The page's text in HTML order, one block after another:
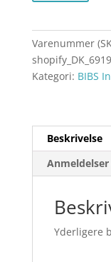
Varenummer
Kategori: BIBS
Beskrivelse
Anmeldelser
Yderligere